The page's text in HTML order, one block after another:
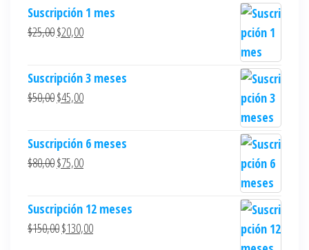
Suscripción 1 mes
$25,00$20,00
Suscripción 3 meses
$50,00$45,00
Suscripción 6 meses
$80,00$75,00
Suscripción 12 meses
$150,00$130,00